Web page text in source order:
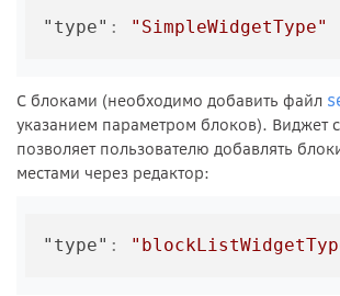
"type" : "SimpleWidgetType"
С блоками (необходимо добавить файл
указанием параметром блоков). Виджет
позволяет пользователю добавлять
местами через редактор:
"type" :